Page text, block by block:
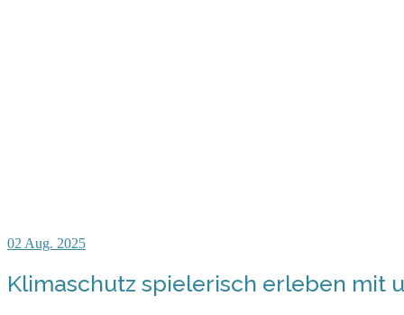
02 Aug. 2025
Klimaschutz spielerisch erleben mit